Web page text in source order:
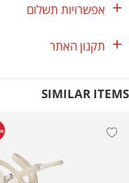
אפשרויות תשלום
תקנון האתר
SIMILAR ITEMS